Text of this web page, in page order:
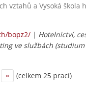
vztahů a Vysoká škola
bopz2/ | Hotelnictví,
ve službách (studium
» (celkem 25 prací)